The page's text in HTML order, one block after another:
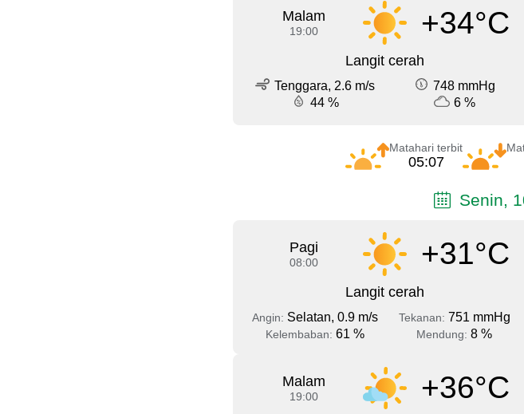
Malam
19:00 +34°C
Langit cerah
Tenggara, 2.6 m/s
748 mmHg
44 %
6 %
Matahari terbit
05:07
Senin,
Pagi
08:00 +31°C
Langit cerah
Angin: Selatan, 0.9 m/s Tekanan: 751 mmHg
Kelembaban: 61 % Mendung: 8 %
Malam
19:00 +36°C